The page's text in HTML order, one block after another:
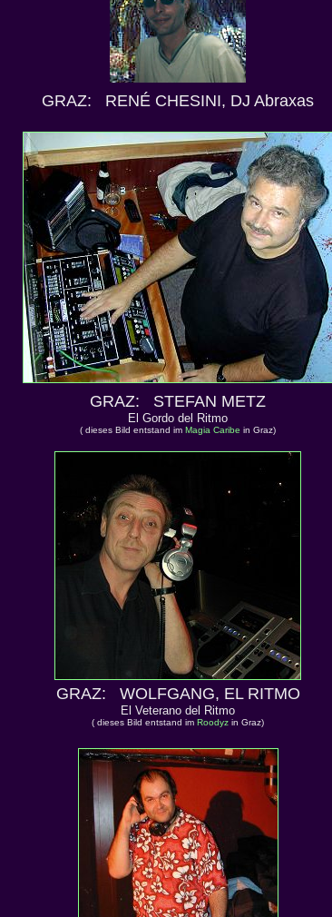
GRAZ: RENÉ CHESINI, DJ Abraxas
GRAZ: STEFAN METZ
El Gordo del Ritmo
( dieses Bild entstand im Magia Caribe in Graz)
GRAZ: WOLFGANG, EL RITMO
El Veterano del Ritmo
( dieses Bild entstand im Roodyz in Graz)